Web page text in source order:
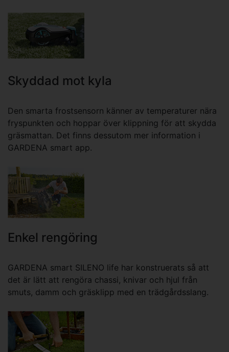
Skyddad mot kyla
Den smarta frostsensorn känner av temperaturer nära
fryspunkten och hoppar över klippning för att skydda
gräsmattan. Det finns dessutom mer information i
GARDENA smart app.
Enkel rengöring
GARDENA smart SILENO life har konstruerats så att
det är lätt att rengöra chassi, knivar och hjul från
smuts, damm och gräsklipp med en trädgårdsslang.